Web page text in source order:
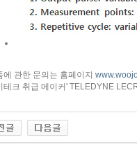
에 관한 문의는 홈페이지
테크 취급 메이커' TELEDYNE